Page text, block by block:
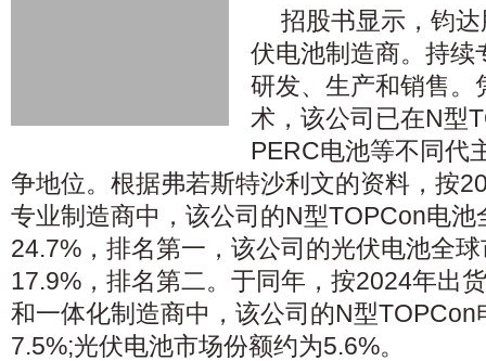
招股书显示，钧
伏电池制造商。持续
研发、生产和销售。
术，该公司已在N型
PERC电池等不同代
争地位。根据弗若斯特沙利文的资料，按
专业制造商中，该公司的N型TOPCon电
24.7%，排名第一，该公司的光伏电池全
17.9%，排名第二。于同年，按2024年出
和一体化制造商中，该公司的N型
7.5%;光伏电池市场份额约为5.6%。